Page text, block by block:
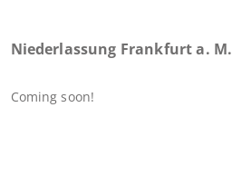
Niederlassung Frankfurt a. M.
Coming soon!